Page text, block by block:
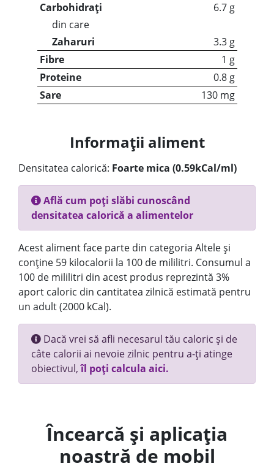
Carbohidrați
6.7 g
din care
Zaharuri
3.3 g
Fibre
1 g
Proteine
0.8 g
Sare
130 mg
Informații aliment
Densitatea calorică: Foarte mica (0.59kCal/ml)
Află cum poți slăbi cunoscând
densitatea calorică a alimentelor
Acest aliment face parte din categoria Altele și
conține 59 kilocalorii la 100 de mililitri. Consumul a
100 de mililitri din acest produs reprezintă 3%
aport caloric din cantitatea zilnică estimată pentru
un adult (2000 kCal).
Dacă vrei să afli necesarul tău caloric și de
câte calorii ai nevoie zilnic pentru a-ți atinge
obiectivul,îl poți calcula aici.
Încearcă și aplicația
noastră de mobil